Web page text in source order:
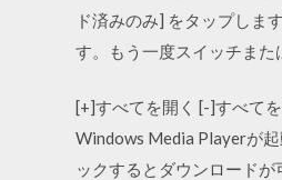
ド済みのみ] をタップしま
す。もう一度スイッチまた
[+]すべてを開く [-]すべて
Windows Media Playerが
ックするとダウンロード